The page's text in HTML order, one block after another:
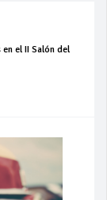
el II Salón del